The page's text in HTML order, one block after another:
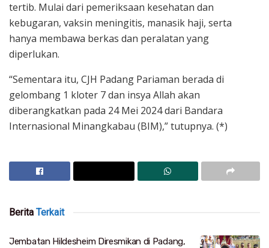
tertib. Mulai dari pemeriksaan kesehatan dan
kebugaran, vaksin meningitis, manasik haji, serta
hanya membawa berkas dan peralatan yang
diperlukan.
“Sementara itu, CJH Padang Pariaman berada di
gelombang 1 kloter 7 dan insya Allah akan
diberangkatkan pada 24 Mei 2024 dari Bandara
Internasional Minangkabau (BIM),” tutupnya. (*)
Berita Terkait
Jembatan Hildesheim Diresmikan di Padang,